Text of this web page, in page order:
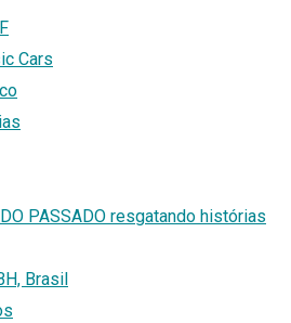
Cars
PASSADO resgatando histórias
Brasil